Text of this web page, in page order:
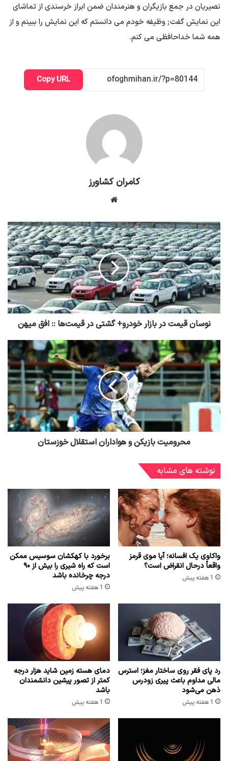
نصیریان در جمع بازیگران و هنرمندان ضمن ابراز خرسندی از تماشای
این نمایش گفت; وظیفه خودم می دانستم که این نمایش را ببینم و از
همه شما خداحافظی می کنم.
Copy URL
کامران کشاورز
نوسان قیمت در بازار خودرو+ گشتی در قیمت‌ها :: افق میهن
محرومیت بازیکن و هواداران استقلال خوزستان
نوشته های مشابه
واکاوی یک افسانه؛ آیا موی قرمز
واقعاً درحال انقراض است؟
1 هفته پیش
برخورد با کهکشان سوسیس ممکن
است که راه شیری را بیش از ۹۰
درجه چرخانده باشد
1 هفته پیش
رد پای فقر روی ساختار مغز؛ استرس
مالی مداوم باعث پیری زودرس
ذهن می‌شود
1 هفته پیش
دمای هسته زمین شاید هزار درجه
کمتر از تصور پیشین دانشمندان
باشد
1 هفته پیش